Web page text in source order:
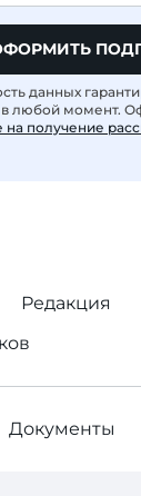
данных
в любой момент.
на получение
Редакция
Документы